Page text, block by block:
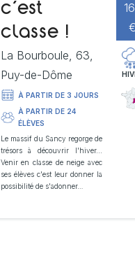
c’est
classe !
La Bourboule, 63,
Puy-de-Dôme
À PARTIR DE 3 JOURS
À PARTIR DE 24
ÉLÈVES
Le massif du Sancy regorge de
trésors à découvrir l'hiver...
Venir en classe de neige avec
ses élèves c'est leur donner la
possibilité de s'adonner…
€